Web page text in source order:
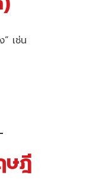
เช่น
ษฎี